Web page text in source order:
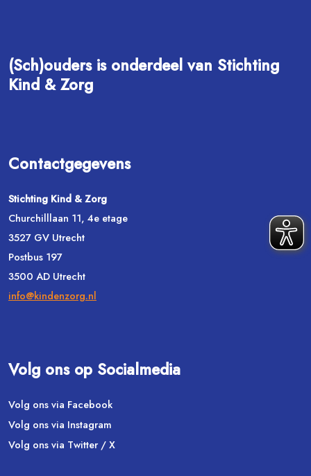
(Sch)ouders is onderdeel van Stichting
Kind & Zorg
Contactgegevens
Stichting Kind & Zorg
Churchilllaan 11, 4e etage
3527 GV Utrecht
Postbus 197
3500 AD Utrecht
info@kindenzorg.nl
Volg ons op Socialmedia
Volg ons via Facebook
Volg ons via Instagram
Volg ons via Twitter / X